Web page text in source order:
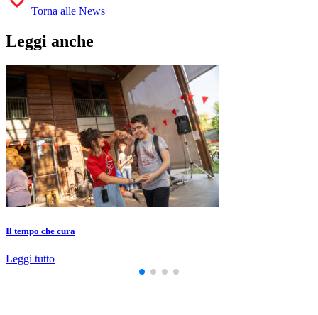
Torna alle News
Leggi anche
Il tempo che cura
Leggi tutto